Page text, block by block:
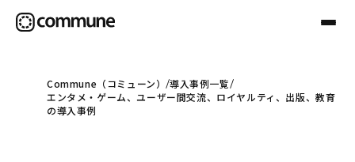
Communeについて
Commune（コミューン）
導入事例一覧
エンタメ・ゲーム、ユーザー間交流、ロイヤルティ、出版、教育
の導入事例